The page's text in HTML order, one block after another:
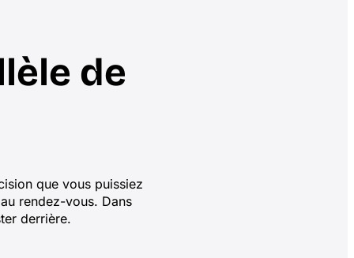
de
que vous puissiez
rendez-vous. Dans
derrière.